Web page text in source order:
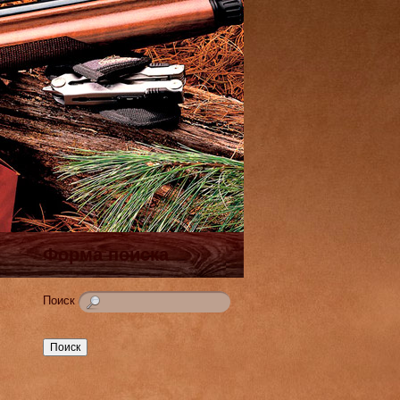
Форма поиска
Поиск